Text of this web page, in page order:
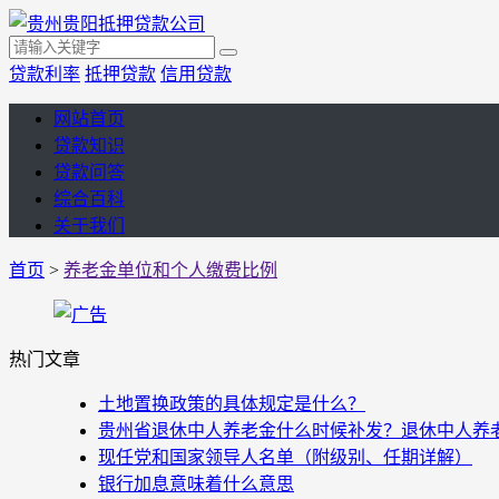
贷款利率 抵押贷款 信用贷款
网站首页
贷款知识
贷款问答
综合百科
关于我们
首页 > 养老金单位和个人缴费比例
热门文章
土地置换政策的具体规定是什么？
贵州省退休中人养老金什么时候补发？退休中人养
现任党和国家领导人名单（附级别、任期详解）
银行加息意味着什么意思